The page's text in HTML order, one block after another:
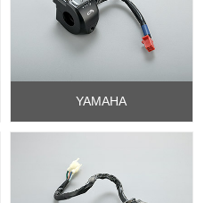
YAMAHA